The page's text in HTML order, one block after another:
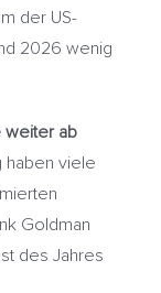
der US-
2026 wenig
weiter ab
haben viele
Goldman
des Jahres